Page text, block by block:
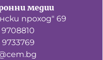
медии
проход" 69
9733769